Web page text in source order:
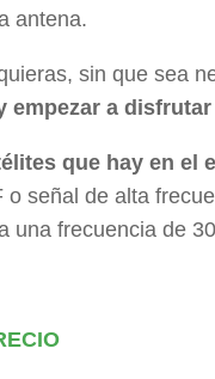
antena.
sin que sea
a
que hay en el
señal de alta
una frecuencia de